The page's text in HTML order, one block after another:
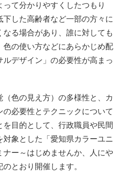
て分かりやすくしたつもり
した高齢者など一部の方々に
る場合があり、誰に対しても
の使い方などにあらかじめ配
デザイン」の必要性が高まっ
（色の見え方）の多様性と、カ
必要性とテクニックについて
目的として、行政職員や民間
象とした「愛知県カラーユニ
ー～はじめませんか、人にや
とおり開催します。